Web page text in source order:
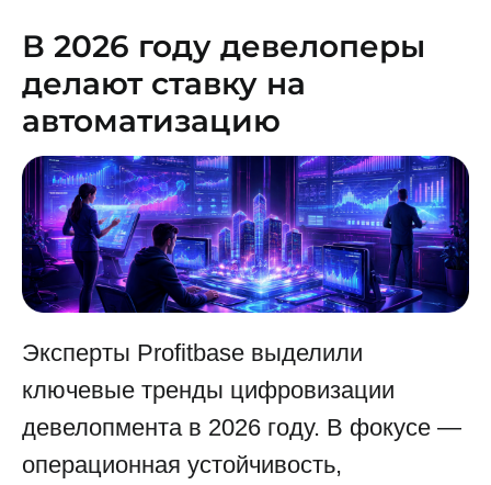
В 2026 году девелоперы
делают ставку на
автоматизацию
Эксперты Profitbase выделили
ключевые тренды цифровизации
девелопмента в 2026 году. В фокусе —
операционная устойчивость,